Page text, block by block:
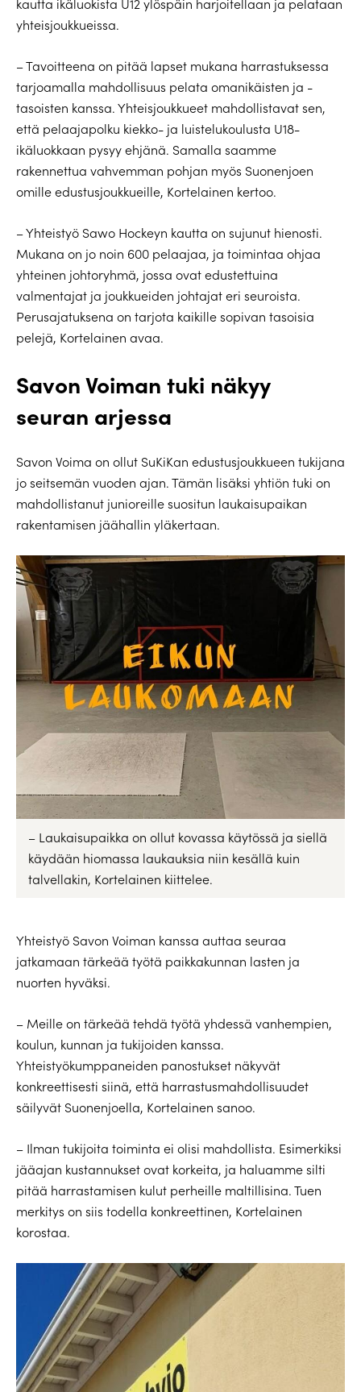
kautta ikäluokista U12 ylöspäin harjoitellaan ja pelataan
yhteisjoukkueissa.
– Tavoitteena on pitää lapset mukana harrastuksessa
tarjoamalla mahdollisuus pelata omanikäisten ja -
tasoisten kanssa. Yhteisjoukkueet mahdollistavat sen,
että pelaajapolku kiekko- ja luistelukoulusta U18-
ikäluokkaan pysyy ehjänä. Samalla saamme
rakennettua vahvemman pohjan myös Suonenjoen
omille edustusjoukkueille, Kortelainen kertoo.
– Yhteistyö Sawo Hockeyn kautta on sujunut hienosti.
Mukana on jo noin 600 pelaajaa, ja toimintaa ohjaa
yhteinen johtoryhmä, jossa ovat edustettuina
valmentajat ja joukkueiden johtajat eri seuroista.
Perusajatuksena on tarjota kaikille sopivan tasoisia
pelejä, Kortelainen avaa.
Savon Voiman tuki näkyy
seuran arjessa
Savon Voima on ollut SuKiKan edustusjoukkueen tukijana
jo seitsemän vuoden ajan. Tämän lisäksi yhtiön tuki on
mahdollistanut junioreille suositun laukaisupaikan
rakentamisen jäähallin yläkertaan.
– Laukaisupaikka on ollut kovassa käytössä ja siellä
käydään hiomassa laukauksia niin kesällä kuin
talvellakin, Kortelainen kiittelee.
Yhteistyö Savon Voiman kanssa auttaa seuraa
jatkamaan tärkeää työtä paikkakunnan lasten ja
nuorten hyväksi.
– Meille on tärkeää tehdä työtä yhdessä vanhempien,
koulun, kunnan ja tukijoiden kanssa.
Yhteistyökumppaneiden panostukset näkyvät
konkreettisesti siinä, että harrastusmahdollisuudet
säilyvät Suonenjoella, Kortelainen sanoo.
– Ilman tukijoita toiminta ei olisi mahdollista. Esimerkiksi
jääajan kustannukset ovat korkeita, ja haluamme silti
pitää harrastamisen kulut perheille maltillisina. Tuen
merkitys on siis todella konkreettinen, Kortelainen
korostaa.